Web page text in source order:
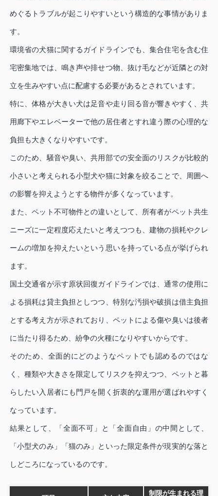
めぐるトラブルが起こりやすいという構造的な事情がありま
す。
環境省の犬猫に関するガイドラインでも、集合住宅を含む住
宅密集地では、鳴き声や排せつ物、抜け毛などが近隣との対
立を生みやすい点に配慮する必要があるとされています。
特に、体格が大きい犬は足音や走り回る音が響きやすく、共
用廊下やエレベーターで他の居住者とすれ違う際の心理的な
負担も大きくなりやすいです。
このため、騒音や臭い、共用部での安全面のリスクが比較的
小さいと考えられる小型犬や猫に対象を絞ることで、周囲へ
の影響を抑えようとする物件が多くなっています。
また、ペット不可物件との違いとして、所有者がペット共生
ニーズに一定程度応えたいと考えつつも、建物の損耗やクレ
ームの増加を抑えたいという思いを持っている点が挙げられ
ます。
国土交通省が示す原状回復ガイドラインでは、通常の使用に
よる損耗は貸主負担としつつ、特別な汚損や破損は借主負担
とする考え方が示されており、ペットによる傷や臭いは後者
に当たり得るため、紛争の火種になりやすいからです。
そのため、全面的にどのようなペットでも認めるのではな
く、種類や大きさを限定してリスクを抑えつつ、ペットと暮
らしたい入居者にも門戸を開く折衷的な運用が選ばれやすく
なっています。
結果として、「全面不可」と「全面自由」の中間として、
「小型犬のみ」「猫のみ」といった限定条件が現実的な落と
しどころになっているのです。
制限が生まれる理